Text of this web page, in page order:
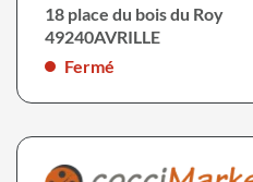
18 place du bois du Roy
49240AVRILLE
Fermé